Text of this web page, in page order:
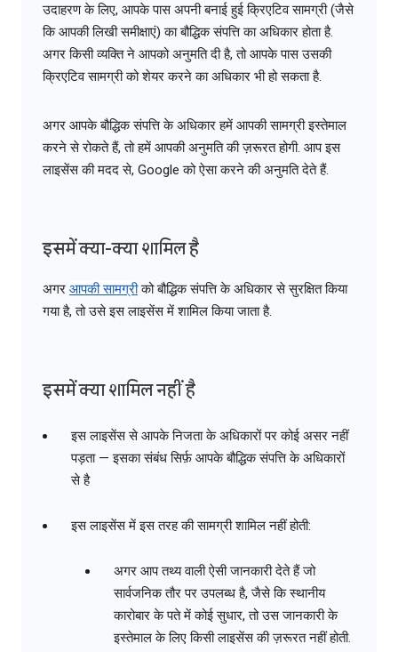
उदाहरण के लिए, आपके पास अपनी बनाई हुई क्रिएटिव सामग्री (जैसे
कि आपकी लिखी समीक्षाएं) का बौद्धिक संपत्ति का अधिकार होता है.
अगर किसी व्यक्ति ने आपको अनुमति दी है, तो आपके पास उसकी
क्रिएटिव सामग्री को शेयर करने का अधिकार भी हो सकता है.
अगर आपके बौद्धिक संपत्ति के अधिकार हमें आपकी सामग्री इस्तेमाल
करने से रोकते हैं, तो हमें आपकी अनुमति की ज़रूरत होगी. आप इस
लाइसेंस की मदद से, Google को ऐसा करने की अनुमति देते हैं.
इसमें क्या-क्या शामिल है
अगर आपकी सामग्रीको बौद्धिक संपत्ति के अधिकार से सुरक्षित किया
गया है, तो उसे इस लाइसेंस में शामिल किया जाता है.
इसमें क्या शामिल नहीं है
इस लाइसेंस से आपके निजता के अधिकारों पर कोई असर नहीं
पड़ता — इसका संबंध सिर्फ़ आपके बौद्धिक संपत्ति के अधिकारों
से है
इस लाइसेंस में इस तरह की सामग्री शामिल नहीं होती:
अगर आप तथ्य वाली ऐसी जानकारी देते हैं जो
सार्वजनिक तौर पर उपलब्ध है, जैसे कि स्थानीय
कारोबार के पते में कोई सुधार, तो उस जानकारी के
इस्तेमाल के लिए किसी लाइसेंस की ज़रूरत नहीं होती.